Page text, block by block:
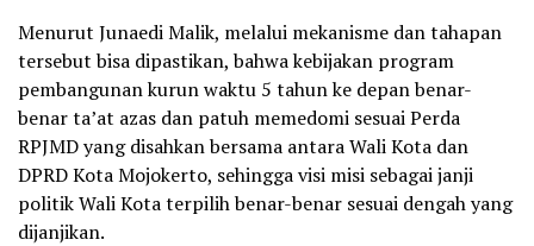
Menurut Junaedi Malik, melalui mekanisme dan tahapan
tersebut bisa dipastikan, bahwa kebijakan program
pembangunan kurun waktu 5 tahun ke depan benar-
benar ta’at azas dan patuh memedomi sesuai Perda
RPJMD yang disahkan bersama antara Wali Kota dan
DPRD Kota Mojokerto, sehingga visi misi sebagai janji
politik Wali Kota terpilih benar-benar sesuai dengah yang
dijanjikan.